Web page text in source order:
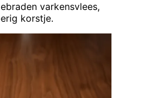
varkensvlees,
korstje.